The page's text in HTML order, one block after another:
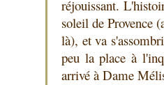
réjouissant.
soleil de Provence
là), et va
peu la place à
arrivé à Dame